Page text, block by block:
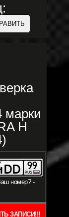
марки
H
номер? -
ЗАПИСИ!!!